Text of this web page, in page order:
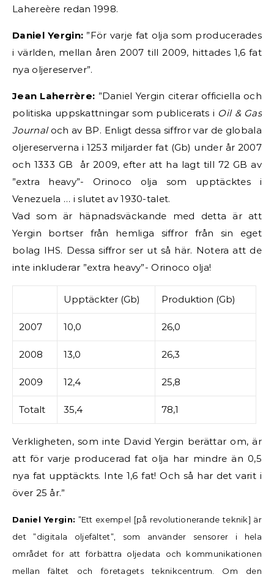
Lahereère redan 1998.
Daniel Yergin: ”För varje fat olja som producerades
i världen, mellan åren 2007 till 2009, hittades 1,6 fat
nya oljereserver”.
Jean Laherrère: ”Daniel Yergin citerar officiella och
politiska uppskattningar som publicerats i Oil & Gas
Journaloch av BP. Enligt dessa siffror var de globala
oljereserverna i 1253 miljarder fat (Gb) under år 2007
och 1333 GB år 2009, efter att ha lagt till 72 GB av
”extra heavy”- Orinoco olja som upptäcktes i
Venezuela … i slutet av 1930-talet.
Vad som är häpnadsväckande med detta är att
Yergin bortser från hemliga siffror från sin eget
bolag IHS. Dessa siffror ser ut så här. Notera att de
inte inkluderar ”extra heavy”- Orinoco olja!
Upptäckter (Gb) Produktion (Gb)
2007 10,0 26,0
2008 13,0 26,3
2009 12,4 25,8
Totalt 35,4 78,1
Verkligheten, som inte David Yergin berättar om, är
att för varje producerad fat olja har mindre än 0,5
nya fat upptäckts. Inte 1,6 fat! Och så har det varit i
över 25 år.”
Daniel Yergin: ”Ett exempel [på revolutionerande teknik] är
det ”digitala oljefältet”, som använder sensorer i hela
området för att förbättra oljedata och kommunikationen
mellan fältet och företagets teknikcentrum. Om den